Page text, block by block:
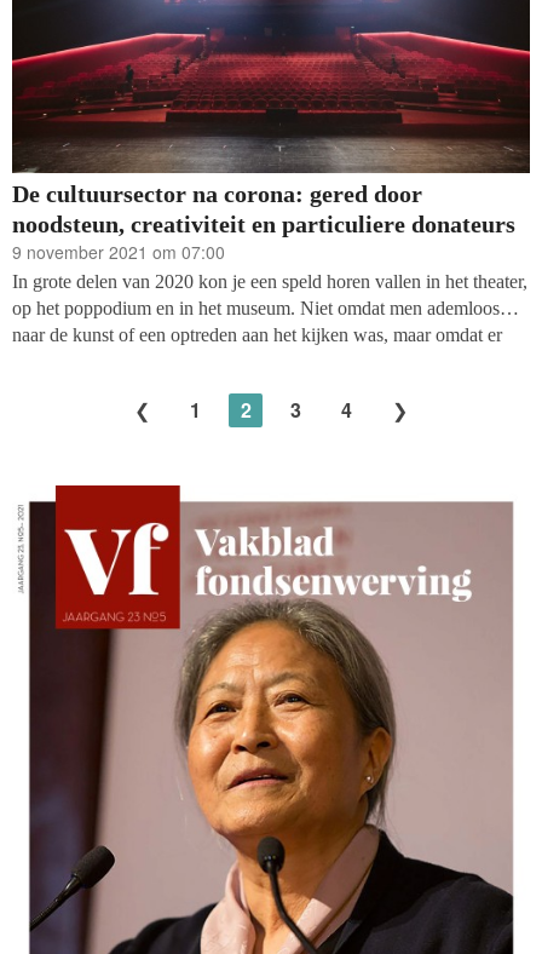
De cultuursector na corona: gered door
noodsteun, creativiteit en particuliere donateurs
9 november 2021 om 07:00
In grote delen van 2020 kon je een speld horen vallen in het theater,
op het poppodium en in het museum. Niet omdat men ademloos
naar de kunst of een optreden aan het kijken was, maar omdat er
belangstellende ogen. De koffieapparaten bleven uit, de taps dicht.
1 2 3 4